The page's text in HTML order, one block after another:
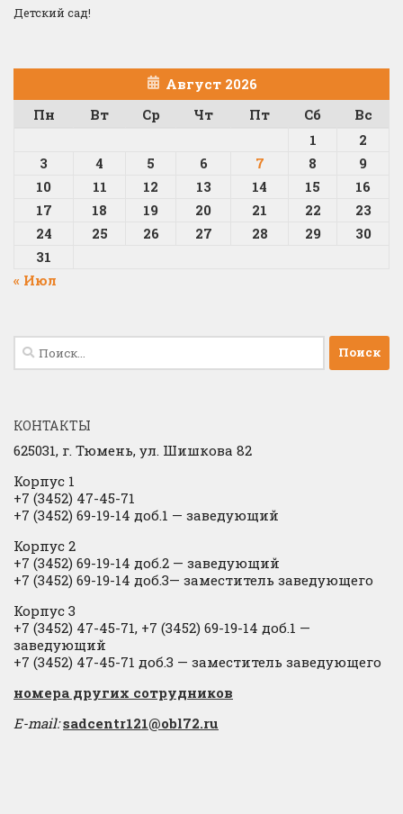
Детский сад!
Август 2026
Пн
Вт Ср Чт Пт Сб
Вс
1
2
3
4 5 6 7 8
9
10
11 12 13 14 15
16
17
18 19 20 21 22
23
24
25 26 27 28 29
30
31
« Июл
Найти:
КОНТАКТЫ
625031, г. Тюмень, ул. Шишкова 82
Корпус 1
+7 (3452) 47-45-71
+7 (3452) 69-19-14 доб.1 — заведующий
Корпус 2
+7 (3452) 69-19-14 доб.2 — заведующий
+7 (3452) 69-19-14 доб.3— заместитель заведующего
Корпус 3
+7 (3452) 47-45-71, +7 (3452) 69-19-14 доб.1 —
заведующий
+7 (3452) 47-45-71 доб.3 — заместитель заведующего
​номера других сотрудников
E-mail: sadcentr121@obl72.ru